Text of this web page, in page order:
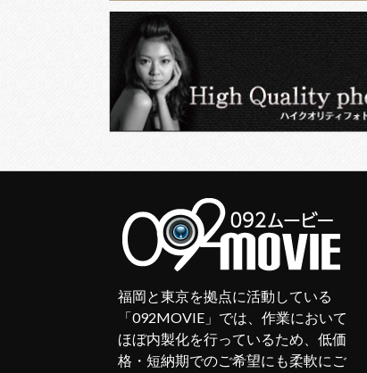
福岡と東京を拠点に活動している
「092MOVIE」では、作業において
ほぼ内製化を行っているため、低価
格・短納期でのご希望にも柔軟にご